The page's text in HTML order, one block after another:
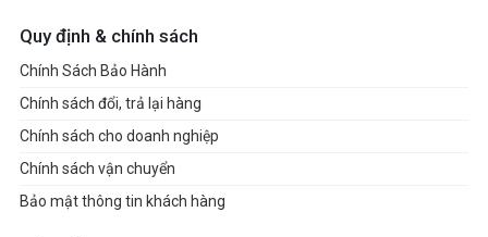
Quy định & chính sách
Chính Sách Bảo Hành
Chính sách đổi, trả lại hàng
Chính sách cho doanh nghiệp
Chính sách vận chuyển
Bảo mật thông tin khách hàng